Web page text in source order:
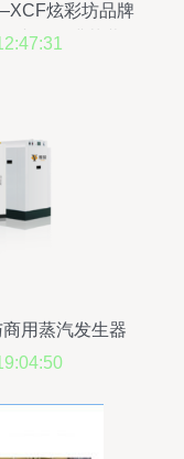
炫彩坊品牌
丰会圆满落幕
用蒸汽发生器
析